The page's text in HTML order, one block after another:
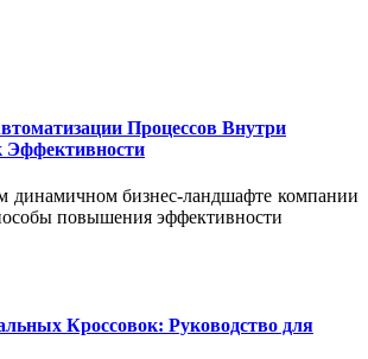
Процессов Внутри
динамичном бизнес-ландшафте компании
повышения эффективности
Кроссовок: Руководство для